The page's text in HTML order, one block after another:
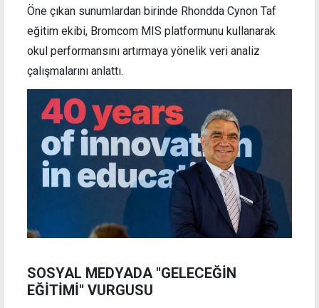
Öne çıkan sunumlardan birinde Rhondda Cynon Taf
eğitim ekibi, Bromcom MIS platformunu kullanarak
okul performansını artırmaya yönelik veri analiz
çalışmalarını anlattı.
SOSYAL MEDYADA "GELECEĞİN
EĞİTİMİ" VURGUSU